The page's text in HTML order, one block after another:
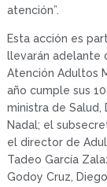
atención”.
Esta acción es
llevarán adelante
Atención Adultos
año cumple sus
ministra de Salud,
Nadal; el
el director de
Tadeo García
Godoy Cruz,